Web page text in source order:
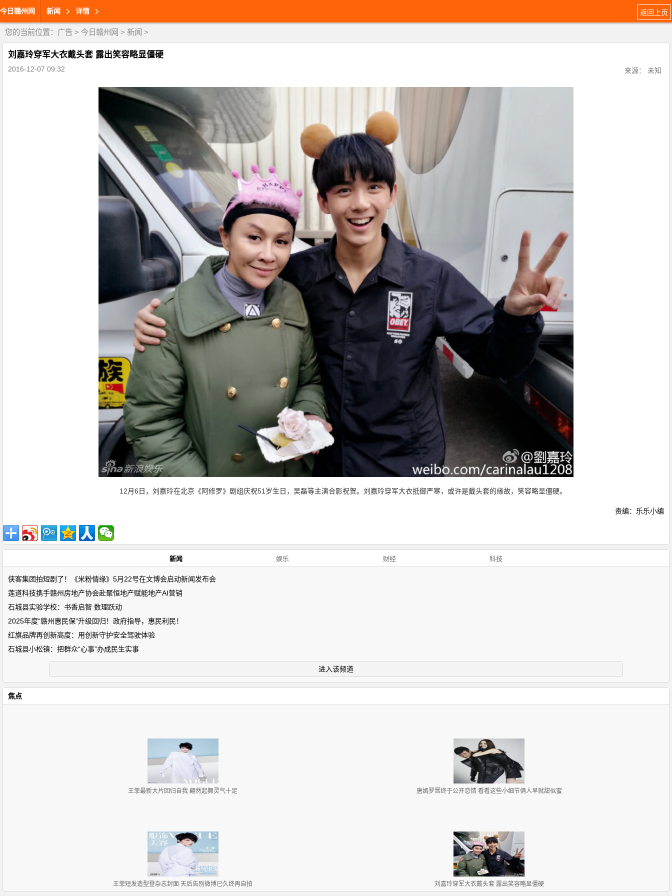
今日赣州网 新闻 详情 返回上页
您的当前位置： 广告 > 今日赣州网 > 新闻 >
刘嘉玲穿军大衣戴头套 露出笑容略显僵硬
2016-12-07 09:32 来源： 未知
12月6日，刘嘉玲在北京《阿修罗》剧组庆祝51岁生日，吴磊等主演合影祝贺。刘嘉玲穿军大衣抵御严寒，或许是戴头套的缘故，笑容略显僵硬。
责编：乐乐小编
新闻 娱乐 财经 科技
侠客集团拍短剧了！《米粉情缘》5月22号在文博会启动新闻发布会
莲道科技携手赣州房地产协会赴聚恒地产赋能地产AI营销
石城县实验学校：书香启智 数理跃动
2025年度“赣州惠民保”升级回归！政府指导，惠民利民！
红旗品牌再创新高度：用创新守护安全驾驶体验
石城县小松镇：把群众“心事”办成民生实事
进入该频道
焦点
王菲最新大片回归自我 翩然起舞灵气十足 唐嫣罗晋终于公开恋情 看看这些小细节俩人早就甜似蜜
王菲短发造型登杂志封面 天后告别微博已久终再自拍 刘嘉玲穿军大衣戴头套 露出笑容略显僵硬